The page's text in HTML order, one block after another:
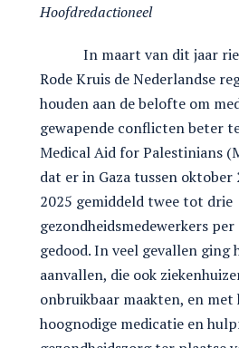
Hoofdredactioneel
In maart van dit jaar riep
Rode Kruis de Nederlandse
houden aan de belofte om
gewapende conflicten beter
Medical Aid for Palestinians
dat er in Gaza tussen
2025 gemiddeld twee tot drie
gezondheidsmedewerkers
gedood. In veel gevallen ging
aanvallen, die ook
onbruikbaar maakten, en met
hoognodige medicatie en